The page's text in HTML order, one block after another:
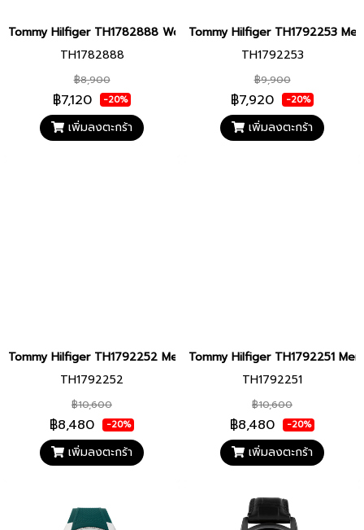
Tommy Hilfiger TH1782888 Women watch นาฬิกาข้อมือ นาฬิกา ผู้
TH1782888
฿8,900
฿7,120 -20%
เพิ่มลงตะกร้า
Tommy Hilfiger TH1792253
TH1792253
฿9,900
฿7,920 -20%
เพิ่มลงตะกร้า
Tommy Hilfiger TH1792252 Men watch นาฬิกาข้อมือ นาฬิกา ผู้ชาย
TH1792252
฿10,600
฿8,480 -20%
เพิ่มลงตะกร้า
Tommy Hilfiger TH1792251
TH1792251
฿10,600
฿8,480 -20%
เพิ่มลงตะกร้า